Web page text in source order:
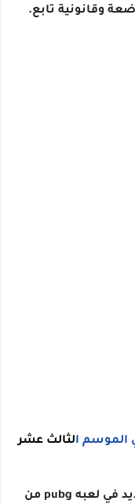
وقانونية تابع.
الموسم الثالث عشر
احب دائماً ان اقدم لكم كل ما هوا جديد في لعبه pubg من